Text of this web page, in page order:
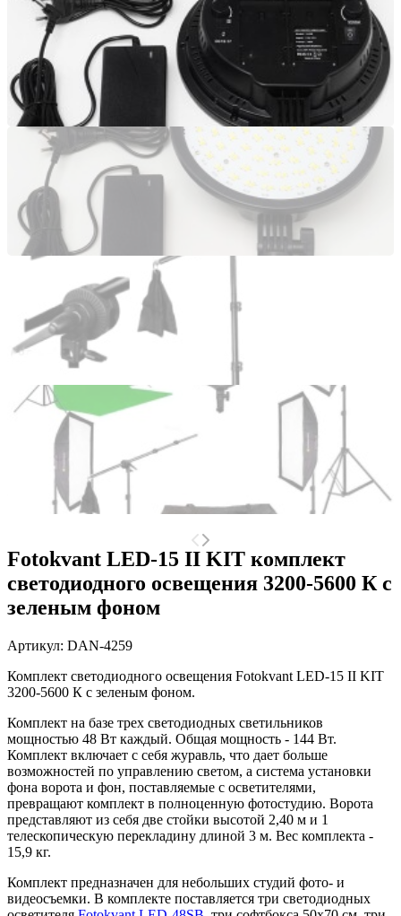
Fotokvant LED-15 II KIT комплект
светодиодного освещения 3200-5600 К с
зеленым фоном
Артикул: DAN-4259
Комплект светодиодного освещения Fotokvant LED-15 II KIT
3200-5600 К с зеленым фоном.
Комплект на базе трех светодиодных светильников
мощностью 48 Вт каждый. Общая мощность - 144 Вт.
Комплект включает с себя журавль, что дает больше
возможностей по управлению светом, а система установки
фона ворота и фон, поставляемые с осветителями,
превращают комплект в полноценную фотостудию. Ворота
представляют из себя две стойки высотой 2,40 м и 1
телескопическую перекладину длиной 3 м. Вес комплекта -
15,9 кг.
Комплект предназначен для небольших студий фото- и
видеосъемки. В комплекте поставляется три светодиодных